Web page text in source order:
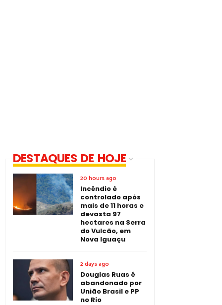
DESTAQUES DE HOJE
20 hours ago
Incêndio é
controlado após
mais de 11 horas e
devasta 97
hectares na Serra
do Vulcão, em
Nova Iguaçu
2 days ago
Douglas Ruas é
abandonado por
União Brasil e PP
no Rio